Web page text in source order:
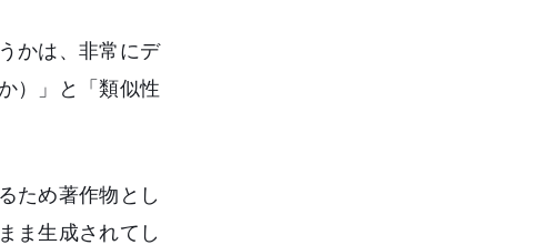
かは、非常にデ
）」と「類似性
ため著作物とし
ま生成されてし